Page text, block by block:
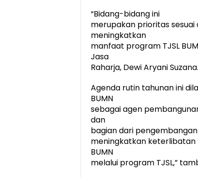
“Bidang-bidang ini
merupakan prioritas sesuai
meningkatkan
manfaat program TJSL
Jasa
Raharja, Dewi Aryani Suzana.
Agenda rutin tahunan ini
BUMN
sebagai agen
dan
bagian dari
meningkatkan keterlibatan
BUMN
melalui program TJSL,”